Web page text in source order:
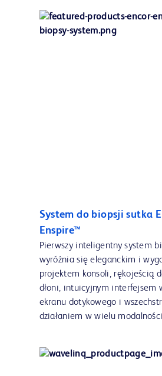
System do biopsji sutka
Enspire™
Pierwszy inteligentny system
wyróżnia się eleganckim i
projektem konsoli, rękojeścią
dłoni, intuicyjnym interfejsem
ekranu dotykowego i
działaniem w wielu